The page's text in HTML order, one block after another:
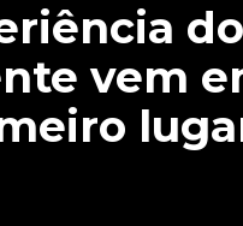
vem